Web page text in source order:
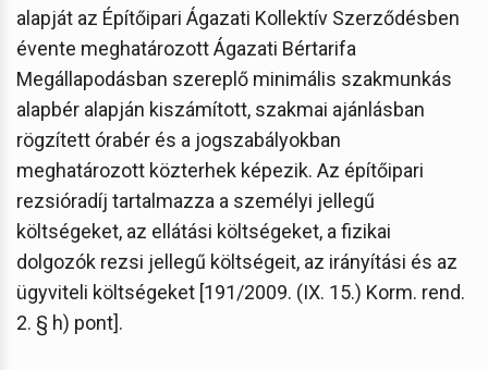
alapját az Építőipari Ágazati Kollektív Szerződésben
évente meghatározott Ágazati Bértarifa
Megállapodásban szereplő minimális szakmunkás
alapbér alapján kiszámított, szakmai ajánlásban
rögzített órabér és a jogszabályokban
meghatározott közterhek képezik. Az építőipari
rezsióradíj tartalmazza a személyi jellegű
költségeket, az ellátási költségeket, a fizikai
dolgozók rezsi jellegű költségeit, az irányítási és az
ügyviteli költségeket [191/2009. (IX. 15.) Korm. rend.
2. § h) pont].